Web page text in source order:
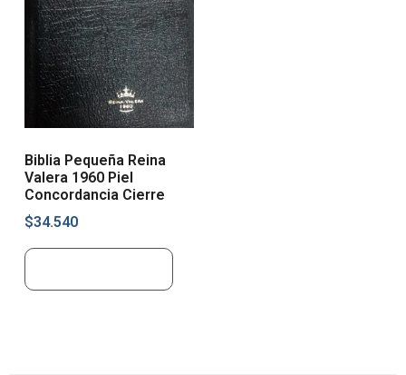
Biblia Pequeña Reina
Valera 1960 Piel
Concordancia Cierre
$34.540